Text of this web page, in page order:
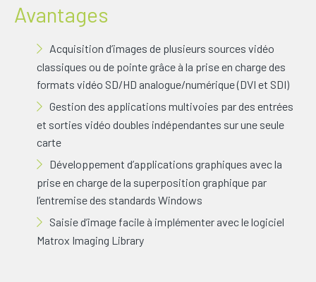
Avantages
Acquisition d’images de plusieurs sources vidéo
classiques ou de pointe grâce à la prise en charge des
formats vidéo SD/HD analogue/numérique (DVI et SDI)
Gestion des applications multivoies par des entrées
et sorties vidéo doubles indépendantes sur une seule
carte
Développement d’applications graphiques avec la
prise en charge de la superposition graphique par
l’entremise des standards Windows
Saisie d’image facile à implémenter avec le logiciel
Matrox Imaging Library